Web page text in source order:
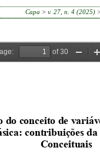
Capa >v. 27, n. 4 (2025)